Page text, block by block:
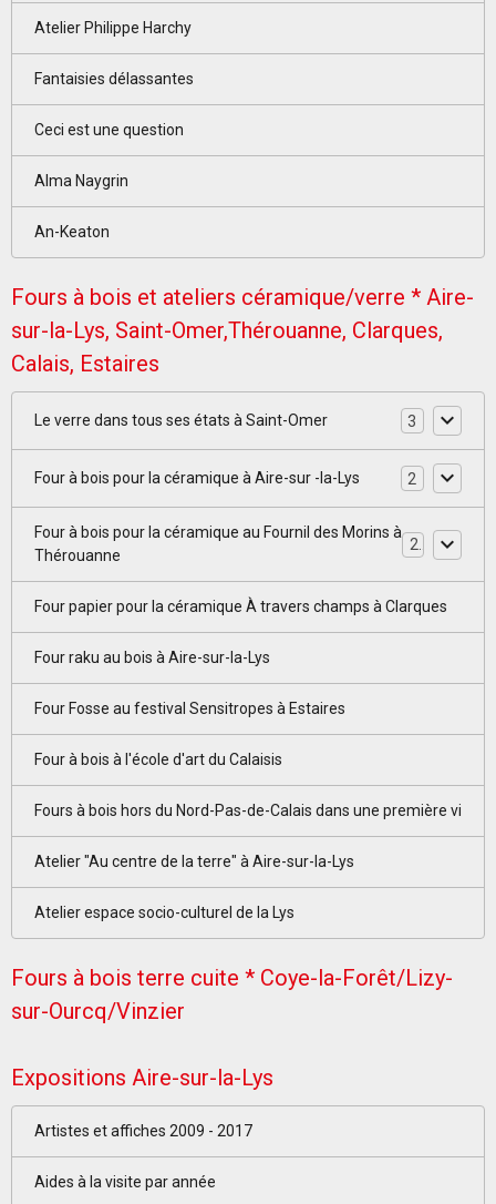
Atelier Philippe Harchy
Fantaisies délassantes
Ceci est une question
Alma Naygrin
An-Keaton
Fours à bois et ateliers céramique/verre * Aire-
sur-la-Lys, Saint-Omer,Thérouanne, Clarques,
Calais, Estaires
Le verre dans tous ses états à Saint-Omer 3
Four à bois pour la céramique à Aire-sur -la-Lys 2
Four à bois pour la céramique au Fournil des Morins à
Thérouanne
Four papier pour la céramique À travers champs à Clarques
Four raku au bois à Aire-sur-la-Lys
Four Fosse au festival Sensitropes à Estaires
Four à bois à l'école d'art du Calaisis
Fours à bois hors du Nord-Pas-de-Calais dans une première vi
Atelier "Au centre de la terre" à Aire-sur-la-Lys
Atelier espace socio-culturel de la Lys
Fours à bois terre cuite * Coye-la-Forêt/Lizy-
sur-Ourcq/Vinzier
Expositions Aire-sur-la-Lys
Artistes et affiches 2009 - 2017
Aides à la visite par année